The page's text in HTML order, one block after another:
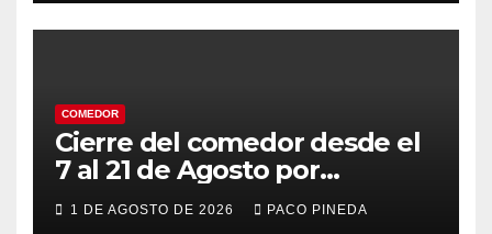
COMEDOR
Cierre del comedor desde el
7 al 21 de Agosto por
vacaciones
1 DE AGOSTO DE 2026 PACO PINEDA